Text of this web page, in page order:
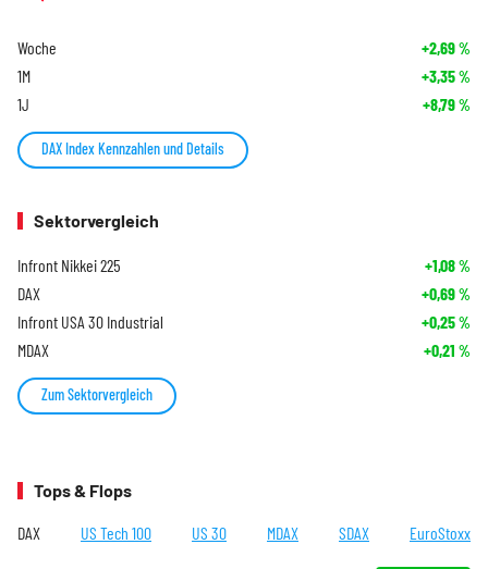
Woche +2,69%
1M +3,35%
1J +8,79%
DAX Index Kennzahlen und Details
Sektorvergleich
Infront Nikkei 225 +1,08%
DAX +0,69%
Infront USA 30 Industrial +0,25%
MDAX +0,21 %
Zum Sektorvergleich
Tops & Flops
DAX US Tech 100 US 30 MDAX SDAX EuroStoxx